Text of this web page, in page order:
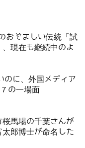
おぞましい伝統「試
現在も継続中のよ
のに、外国メディア
の一場面
桜馬場の千葉さんが
郎博士が命名した